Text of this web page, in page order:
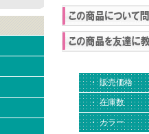
・ 販売価格
・ 在庫数
・ カラー